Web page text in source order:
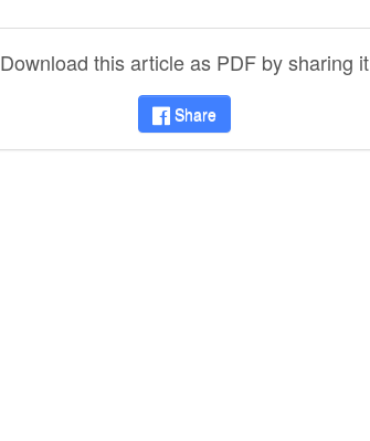
Download this article as PDF by sharing it
Share